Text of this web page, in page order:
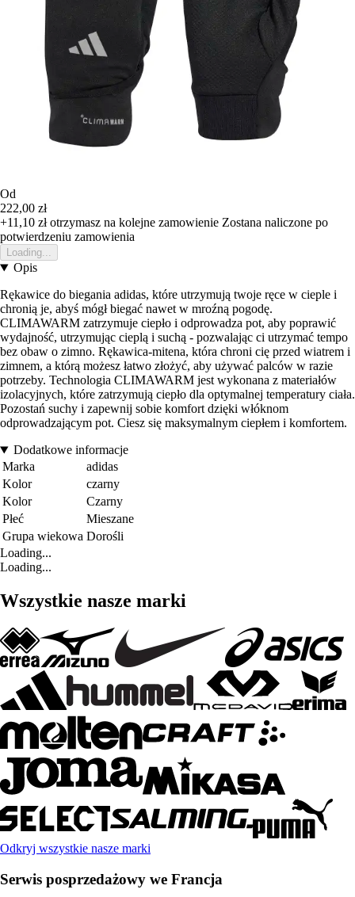
Od
222,00 zł
+11,10 złotrzymasz na kolejne zamowienie Zostana naliczone po
potwierdzeniu zamowienia
Loading...
Opis
Rękawice do biegania adidas, które utrzymują twoje ręce w cieple i
chronią je, abyś mógł biegać nawet w mroźną pogodę.
CLIMAWARM zatrzymuje ciepło i odprowadza pot, aby poprawić
wydajność, utrzymując cieplą i suchą - pozwalając ci utrzymać tempo
bez obaw o zimno. Rękawica-mitena, która chroni cię przed wiatrem i
zimnem, a którą możesz łatwo złożyć, aby używać palców w razie
potrzeby. Technologia CLIMAWARM jest wykonana z materiałów
izolacyjnych, które zatrzymują ciepło dla optymalnej temperatury ciała.
Pozostań suchy i zapewnij sobie komfort dzięki włóknom
odprowadzającym pot. Ciesz się maksymalnym ciepłem i komfortem.
Dodatkowe informacje
Marka
adidas
Kolor
czarny
Kolor
Czarny
Płeć
Mieszane
Grupa wiekowa Dorośli
Loading...
Loading...
Wszystkie nasze marki
Odkryj wszystkie nasze marki
Serwis posprzedażowy we Francja